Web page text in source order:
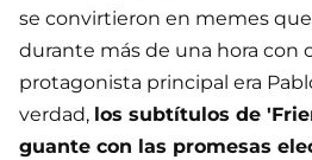
se convirtieron en memes
durante más de una hora con
protagonista principal era
verdad, los subtítulos de
guante con las promesas